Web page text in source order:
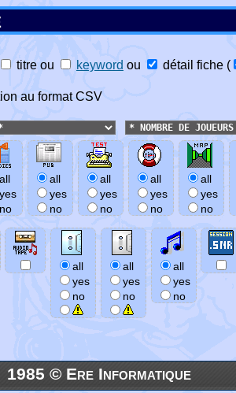
titre ou keyword ou détail fiche (
au format CSV
all
yes
no
all
yes
no
all
yes
no
all
yes
no
all
yes
no
all
yes
no
all
yes
no
all
yes
no
1985 © Ere Informatique